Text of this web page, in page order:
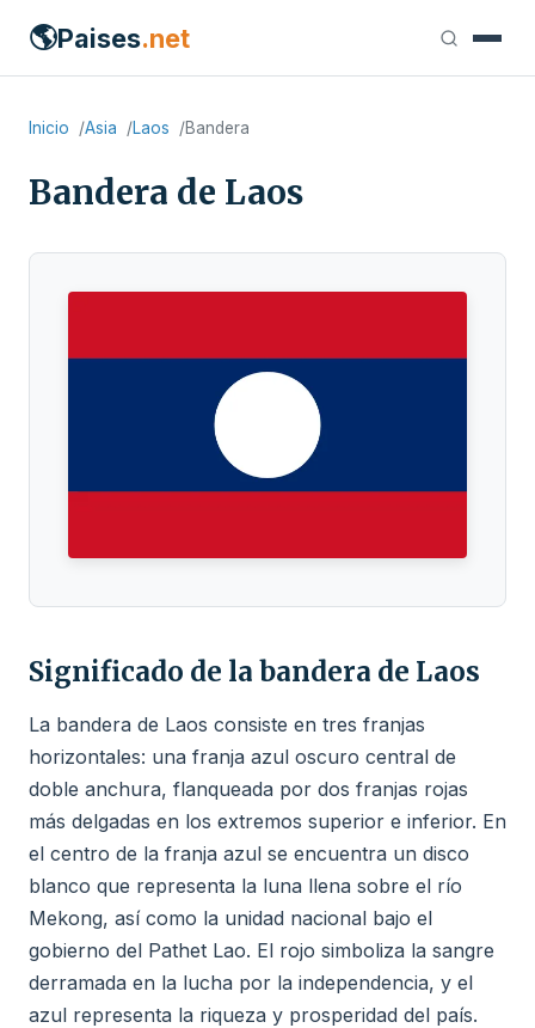
🌎Paises.net
Inicio Asia Laos Bandera
Bandera de Laos
Significado de la bandera de Laos
La bandera de Laos consiste en tres franjas
horizontales: una franja azul oscuro central de
doble anchura, flanqueada por dos franjas rojas
más delgadas en los extremos superior e inferior. En
el centro de la franja azul se encuentra un disco
blanco que representa la luna llena sobre el río
Mekong, así como la unidad nacional bajo el
gobierno del Pathet Lao. El rojo simboliza la sangre
derramada en la lucha por la independencia, y el
azul representa la riqueza y prosperidad del país.